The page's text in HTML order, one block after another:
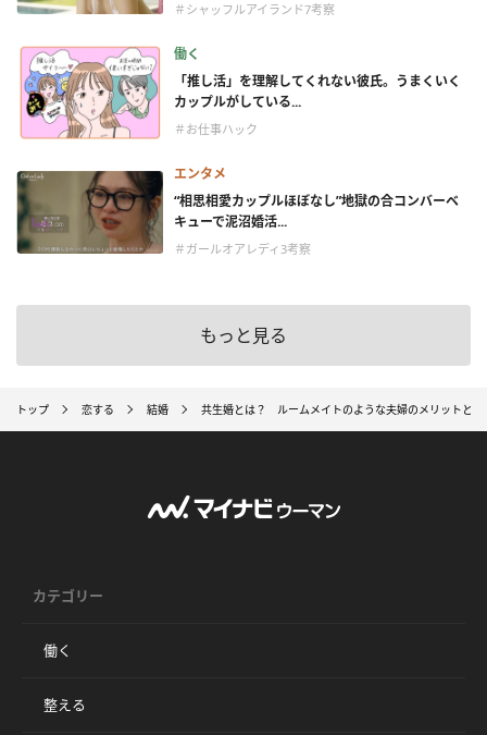
＃シャッフルアイランド7考察
働く
「推し活」を理解してくれない彼氏。うまくいく
カップルがしている...
＃お仕事ハック
エンタメ
“相思相愛カップルほぼなし”地獄の合コンバーベ
キューで泥沼婚活...
＃ガールオアレディ3考察
もっと見る
トップ 恋する 結婚 共生婚とは？ ルームメイトのような夫婦のメリットとデ
カテゴリー
働く
整える